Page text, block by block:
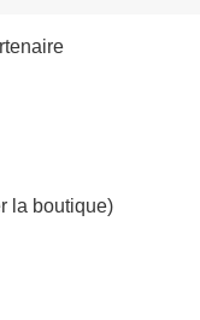
la boutique)